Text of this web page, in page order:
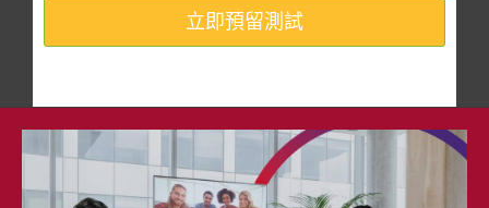
立即預留測試